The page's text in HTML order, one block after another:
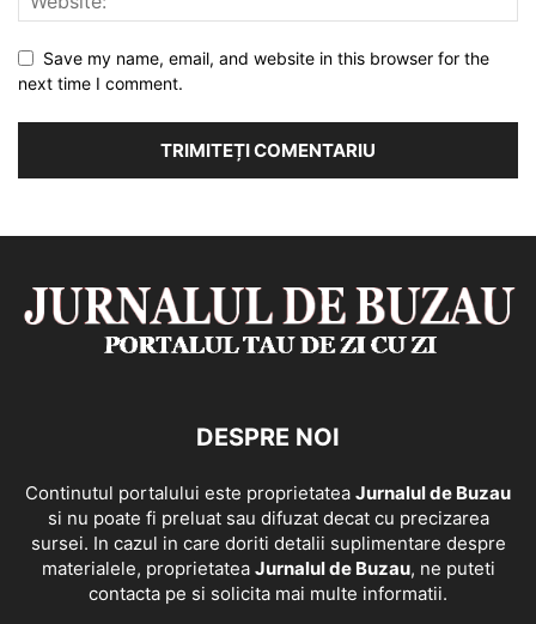
Save my name, email, and website in this browser for the
next time I comment.
DESPRE NOI
Continutul portalului este proprietatea Jurnalul de Buzau
si nu poate fi preluat sau difuzat decat cu precizarea
sursei. In cazul in care doriti detalii suplimentare despre
materialele, proprietatea Jurnalul de Buzau, ne puteti
contacta pe si solicita mai multe informatii.